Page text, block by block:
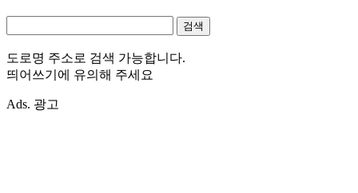
도로명 주소로 검색 가능합니다.
띄어쓰기에 유의해 주세요
Ads. 광고